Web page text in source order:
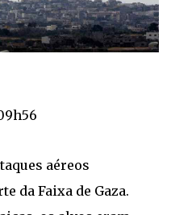
aéreos
da Faixa de Gaza.